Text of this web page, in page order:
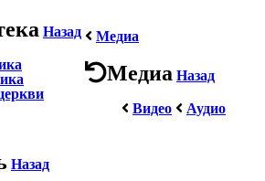
Назад Медиа
Медиа Назад
Видео
Аудио
Назад